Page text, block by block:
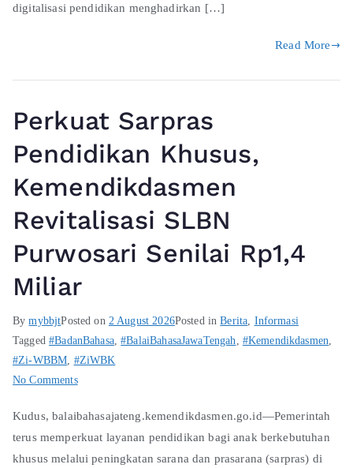
digitalisasi pendidikan menghadirkan […]
Read More
Perkuat Sarpras
Pendidikan Khusus,
Kemendikdasmen
Revitalisasi SLBN
Purwosari Senilai Rp1,4
Miliar
BymybbjtPosted on 2 August 2026Posted inBerita Informasi
Tagged#BadanBahasa,#BalaiBahasaJawaTengah #Kemendikdasmen
#Zi-WBBM #ZiWBK
No Comments
Kudus, balaibahasajateng.kemendikdasmen.go.id—Pemerintah
terus memperkuat layanan pendidikan bagi anak berkebutuhan
khusus melalui peningkatan sarana dan prasarana (sarpras) di